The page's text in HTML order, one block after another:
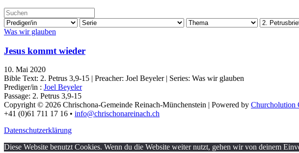
Was wir glauben
Jesus kommt wieder
10. Mai 2020
Bible Text: 2. Petrus 3,9-15 | Preacher: Joel Beyeler | Series: Was wir glauben
Prediger/in : Joel Beyeler
Passage: 2. Petrus 3,9-15
Copyright © 2026 Chrischona-Gemeinde Reinach-Münchenstein | Powered by Churcholution
+41 (0)61 711 17 16 • info@chrischonareinach.ch
Datenschutzerklärung
Diese Website benutzt Cookies. Wenn du die Website weiter nutzt, gehen wir von deinem